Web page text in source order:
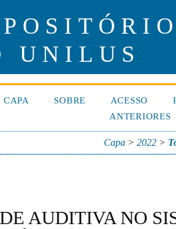
UNILUS
CAPA SOBRE ACESSO
ANTERIORES
Capa> 2022>
AUDITIVA NO